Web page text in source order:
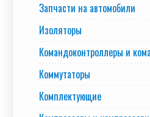
Запчасти на автомобили
Изоляторы
Командоконтроллеры и
Коммутаторы
Комплектующие